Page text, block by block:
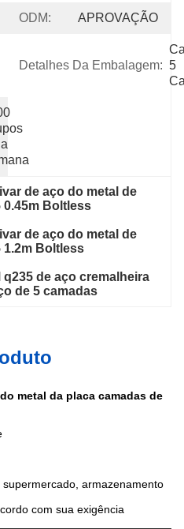
ODM: APROVAÇÃO
Detalhes Da Embalagem: 5
de aço do metal de
0.45m Boltless
de aço do metal de
1.2m Boltless
q235 de aço cremalheira
de 5 camadas
metal da placa camadas de
armazenamento
com sua exigência